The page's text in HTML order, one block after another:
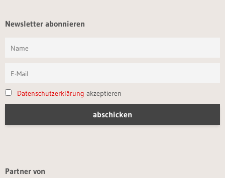
Newsletter abonnieren
Datenschutzerklärung akzeptieren
Partner von